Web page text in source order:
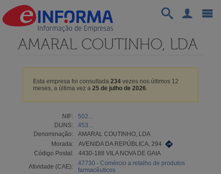
AMARAL COUTINHO, LDA
Esta empresa foi consultada 234vezes nos últimos 12
meses, a última vez a 25 de julho de 2026.
NIF:
502...
DUNS:
453...
Denominação:
AMARAL COUTINHO, LDA
Morada:
AVENIDA DA REPÚBLICA, 294
Código Postal:
4430-188 VILA NOVA DE GAIA
Atividade (CAE):
47730 - Comércio a retalho de produtos
farmacêuticos